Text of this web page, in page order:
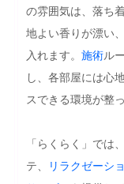
の雰囲気は、落ち
地よい香りが漂い
入れます。 施術ル
し、各部屋には心
スできる環境が整
「らくらく」では
テ、
リラクゼーシ